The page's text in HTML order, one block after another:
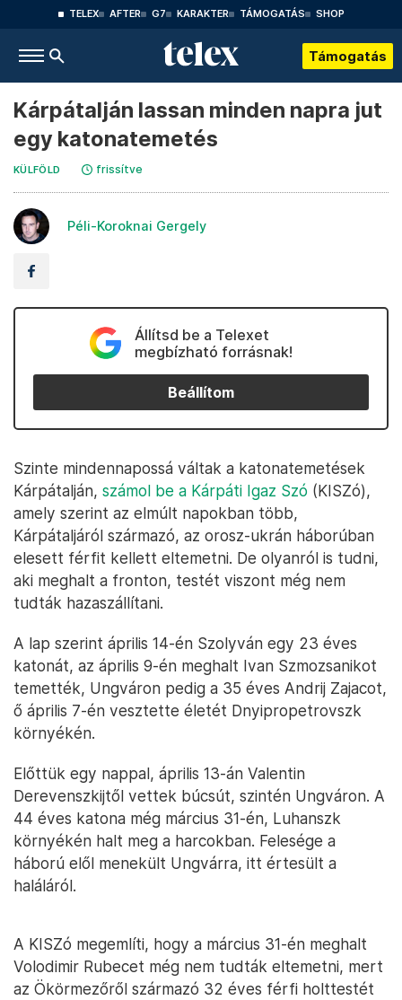
TELEX AFTER G7 KARAKTER TÁMOGATÁS SHOP
Támogatás
Kárpátalján lassan minden napra jut
egy katonatemetés
KÜLFÖLD frissítve
Péli-Koroknai Gergely
Állítsd be a Telexet
megbízható forrásnak!
Beállítom
Szinte mindennapossá váltak a katonatemetések
Kárpátalján, számol be a Kárpáti Igaz Szó (KISZó),
amely szerint az elmúlt napokban több,
Kárpátaljáról származó, az orosz-ukrán háborúban
elesett férfit kellett eltemetni. De olyanról is tudni,
aki meghalt a fronton, testét viszont még nem
tudták hazaszállítani.
A lap szerint április 14-én Szolyván egy 23 éves
katonát, az április 9-én meghalt Ivan Szmozsanikot
temették, Ungváron pedig a 35 éves Andrij Zajacot,
ő április 7-én vesztette életét Dnyipropetrovszk
környékén.
Előttük egy nappal, április 13-án Valentin
Derevenszkijtől vettek búcsút, szintén Ungváron. A
44 éves katona még március 31-én, Luhanszk
környékén halt meg a harcokban. Felesége a
háború elől menekült Ungvárra, itt értesült a
haláláról.
A KISZó megemlíti, hogy a március 31-én meghalt
Volodimir Rubecet még nem tudták eltemetni, mert
az Ökörmezőről származó 32 éves férfi holttestét